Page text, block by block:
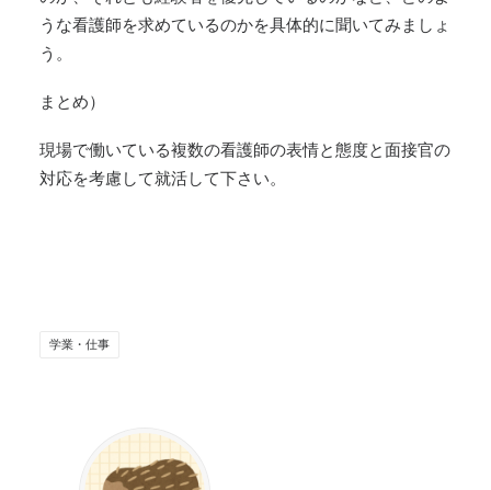
うな看護師を求めているのかを具体的に聞いてみましょ
う。
まとめ）
現場で働いている複数の看護師の表情と態度と面接官の
対応を考慮して就活して下さい。
学業・仕事